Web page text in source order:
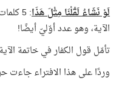
لَوْ نَشَاءُ لَقُلْنَا مِثْلَ هَذَا
الآية، وهو عدد أوّليّ أيضًا!
تأمّل قول الكفار في خاتمة
وردًا على هذا الافتراء جاءت حروف الآية 69